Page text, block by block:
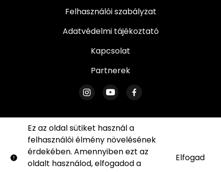
Ez az oldal sütiket használ a
felhasználói élmény növelésének
érdekében. Amennyiben ezt az
oldalt használod, elfogadod a
Elfogad
Felhasználói szabályzat
Adatvédelmi tájékoztató
Kapcsolat
Partnerek
© Verzió. Minden jog fenntartva. Az oldal egyetlen
része sem reprodukálható írásos engedélyünk
nélkül.